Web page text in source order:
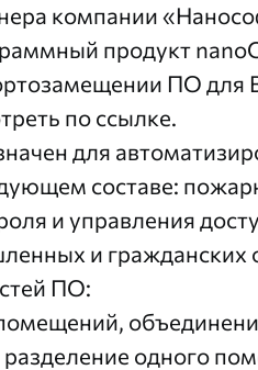
компании
продукт
ПО для
по ссылке.
для
составе:
и управления
и гражданских
ПО:
одного